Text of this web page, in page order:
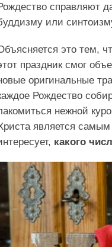
справляют
или
это тем,
праздник смог
оригинальные
Рождество
нежной
является
какого